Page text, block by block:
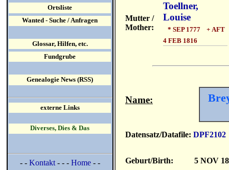
Mutter /
Mother:
Toellner,
Louise
* SEP 1777 + AFT
4 FEB 1816
Name:
Datensatz/Datafile: DPF2102
Geburt/Birth:
5 NOV
Ortsliste
Wanted - Suche / Anfragen
Glossar, Hilfen, etc.
Fundgrube
Genealogie News (RSS)
externe Links
Diverses, Dies & Das
- - Kontakt- - - Home- -